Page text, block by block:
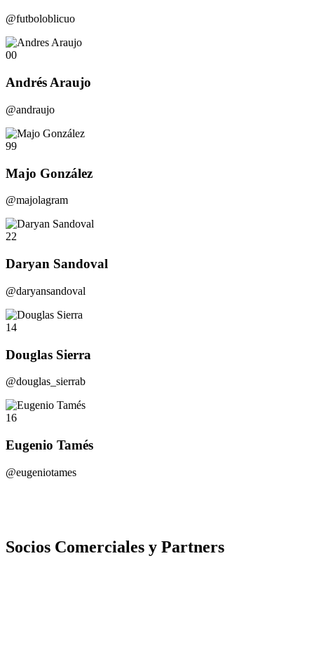
@futboloblicuo
00
Andrés Araujo
@andraujo
99
Majo González
@majolagram
22
Daryan Sandoval
@daryansandoval
14
Douglas Sierra
@douglas_sierrab
16
Eugenio Tamés
@eugeniotames
Socios Comerciales y Partners